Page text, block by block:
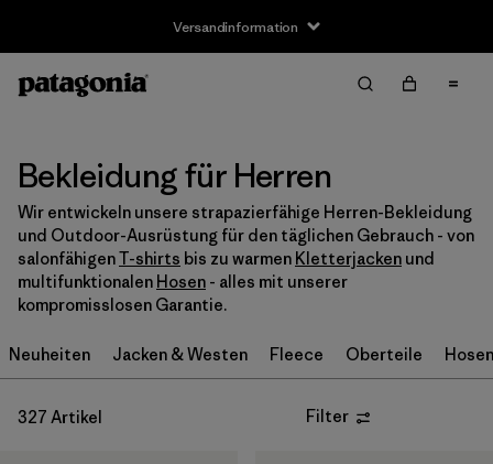
Versandinformation
Filter by
Größe
XXS (2)
XS (206)
S (262)
M (255)
Bekleidung für Herren
Wir entwickeln unsere strapazierfähige Herren-Bekleidung
und Outdoor-Ausrüstung für den täglichen Gebrauch - von
salonfähigenT-shirts bis zu warmen Kletterjacken und
multifunktionalen Hosen - alles mit unserer
kompromisslosen Garantie.
Neuheiten Jacken & Westen Fleece Oberteile Hosen
327 Artikel Filter